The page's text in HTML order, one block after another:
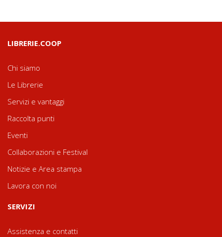
LIBRERIE.COOP
Chi siamo
Le Librerie
Servizi e vantaggi
Raccolta punti
Eventi
Collaborazioni e Festival
Notizie e Area stampa
Lavora con noi
SERVIZI
Assistenza e contatti